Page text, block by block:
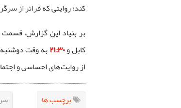
کند؛ روایتی که فراتر از
بر بنیاد این گزارش، قسمت
کابل و۲۱:۳۰به وقت
از روایت‌های احساسی و
برچسب ها